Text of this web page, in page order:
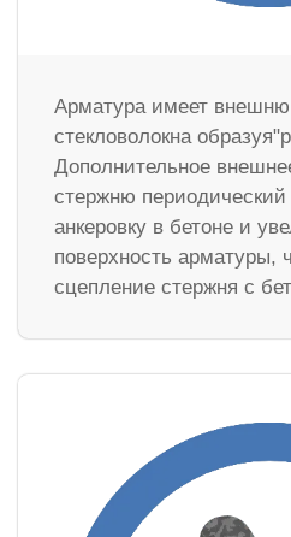
Арматура имеет
стекловолокна
Дополнительное
стержню
анкеровку в бетоне и
поверхность арматуры,
сцепление стержня с